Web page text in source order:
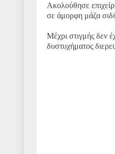
Ακολούθησε
σε άμορφη μάζα
Μέχρι στιγμής δεν
δυστυχήματος